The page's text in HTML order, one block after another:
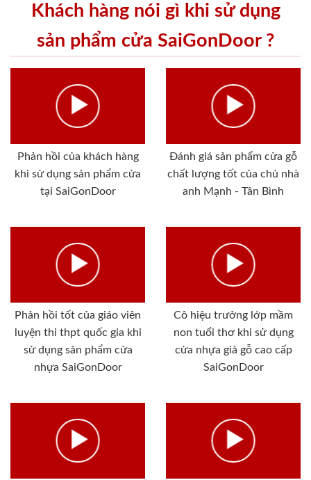
Khách hàng nói gì khi sử dụng
sản phẩm cửa SaiGonDoor ?
Phản hồi của khách hàng
khi sử dụng sản phẩm cửa
tại SaiGonDoor
Đánh giá sản phẩm cửa gỗ
chất lượng tốt của chủ nhà
anh Mạnh - Tân Bình
Phản hồi tốt của giáo viên
luyện thi thpt quốc gia khi
sử dụng sản phẩm cửa
nhựa SaiGonDoor
Cô hiệu trưởng lớp mầm
non tuổi thơ khi sử dụng
cửa nhựa giả gỗ cao cấp
SaiGonDoor